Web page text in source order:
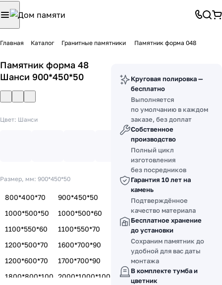
Главная Каталог Гранитные памятники Памятник форма 048
Памятник форма 48
Шанси 900*450*50
Цвет: Шанси
Размер, мм: 900*450*50
800*400*70
900*450*50
1000*500*50
1000*500*60
1100*550*60
1100*550*70
1200*500*70
1600*700*90
1200*600*70
1700*700*90
1800*800*100 2000*1000*100
Круговая полировка —
бесплатно
Выполняется
по умолчанию в каждом
заказе, без доплат
Собственное
производство
Полный цикл
изготовления
без посредников
Гарантия 10 лет на
камень
Подтверждённое
качество материала
Бесплатное хранение
до установки
Сохраним памятник до
удобной для вас даты
монтажа
В комплекте тумба и
цветник